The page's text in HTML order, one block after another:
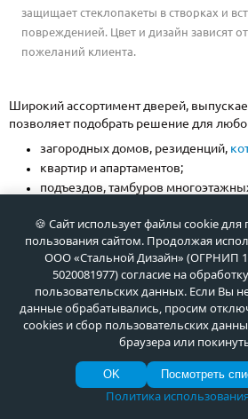
защищает стеклопакеты в створках и
поврежденией. Цвет и дизайн зависят
пожеланий клиента.
Широкий ассортимент дверей,
позволяет подобрать решение для
загородных домов, резиденций,
квартир и апартаментов;
подъездов, тамбуров
объектов торговли, магазинов, ТРК;
производственных предприятий и
При заказе, наши клиенты могут
соответствующую их пожеланиям,
двери. В каталоге представлены модели
шумоизоляцией , износостойкой
отделкой МДФ илимассивом, а также
🍪 Сайт использует файлы cookie
пользования сайтом. Продолжая
ООО «Стальной Дизайн» (ОГРНИП
5020081977) согласие на
пользовательских данных. Если Вы
данные обрабатывались, просим
cookies и сбор пользовательских
браузера или
OK Посмотреть
Политика